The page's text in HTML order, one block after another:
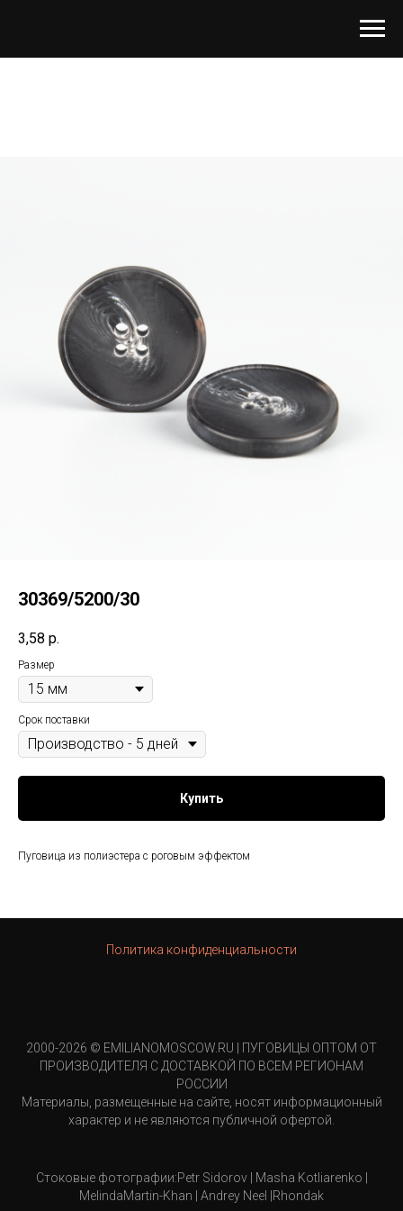
30369/5200/30
3,58 р.
Размер
Срок поставки
Купить
Пуговица из полиэстера с роговым эффектом
Политика конфиденциальности
2000-2026 © EMILIANOMOSCOW.RU | ПУГОВИЦЫ ОПТОМ ОТ
ПРОИЗВОДИТЕЛЯ С ДОСТАВКОЙ ПО ВСЕМ РЕГИОНАМ
РОССИИ
Материалы, размещенные на сайте, носят информационный
характер и не являются публичной офертой.
Стоковые фотографии:Petr Sidorov | Masha Kotliarenko |
MelindaMartin-Khan | Andrey Neel |Rhondak